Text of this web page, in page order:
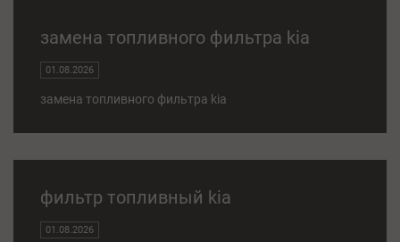
замена топливного фильтра kia
01.08.2026
замена топливного фильтра kia
фильтр топливный kia
01.08.2026